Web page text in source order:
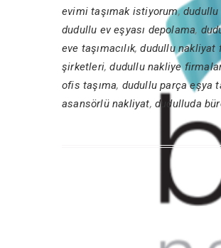
evimi taşımak istiyorum,dudullu
dudullu ev eşyası depolama,
eve taşımacılık,dudullu nakliyat
şirketleri,dudullu nakliye
ofis taşıma, dudullu parça eşya
asansörlü nakliyat,dudulluda